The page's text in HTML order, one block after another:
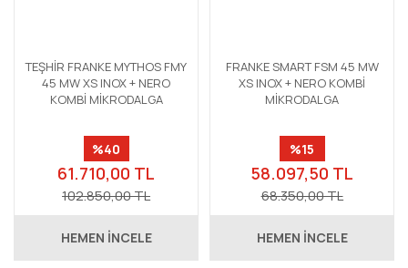
TEŞHİR FRANKE MYTHOS FMY
45 MW XS INOX + NERO
KOMBİ MİKRODALGA
%40
61.710,00 TL
102.850,00 TL
HEMEN İNCELE
FRANKE SMART FSM 45 MW
XS INOX + NERO KOMBİ
MİKRODALGA
%15
58.097,50 TL
68.350,00 TL
HEMEN İNCELE